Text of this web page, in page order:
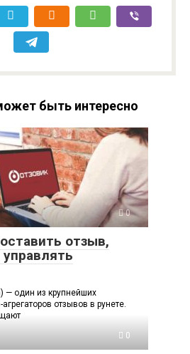
быть интересно
0
отзыв,
управлять
— один из крупнейших
отзывов в рунете.
0